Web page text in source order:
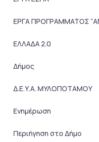
ΕΡΓΑ ΠΡΟΓΡΑΜΜΑΤΟΣ
ΕΛΛΑΔΑ 2.0
Δήμος
Δ.Ε.Υ.Α. ΜΥΛΟΠΟΤΑΜΟΥ
Ενημέρωση
Περιήγηση στο Δήμο